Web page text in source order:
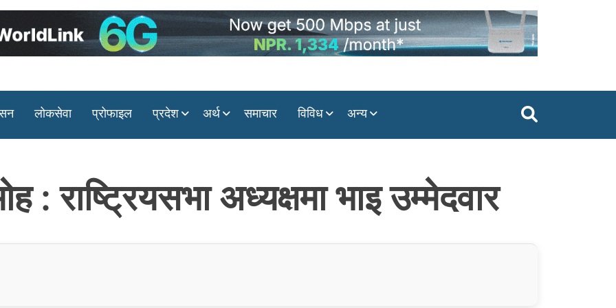
लोकसेवा प्रोफाइल प्रदेश अर्थ समाचार विविध अन्य
: राष्ट्रियसभा अध्यक्षमा भाइ उम्मेदवार